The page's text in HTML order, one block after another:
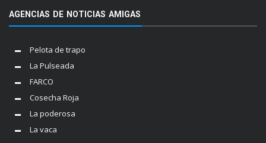
AGENCIAS DE NOTICIAS AMIGAS
Pelota de trapo
La Pulseada
FARCO
Cosecha Roja
La poderosa
La vaca